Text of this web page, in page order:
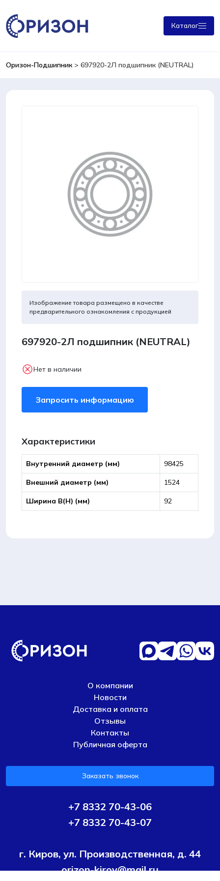
Каталог
Оризон-Подшипник> 697920-2Л подшипник (NEUTRAL)
Изображение товара размещено в качестве
предварительного ознакомления с продукцией
697920-2Л подшипник (NEUTRAL)
Нет в наличии
Запросить информацию
Характеристики
Внутренний диаметр (мм) 98425
Внешний диаметр (мм) 1524
Ширина B(Н) (мм) 92
О компании
Новости
Доставка и оплата
Отзывы
Контакты
Публичная оферта
Заказать звонок
+7 8332 70-43-06
+7 8332 70-43-07
г. Киров, ул. Производственная, д. 44
orizon-kirov@mail.ru